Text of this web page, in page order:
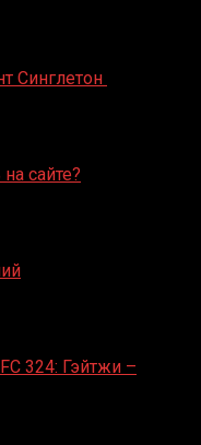
Синглетон
сайте?
324: Гэйтжи –